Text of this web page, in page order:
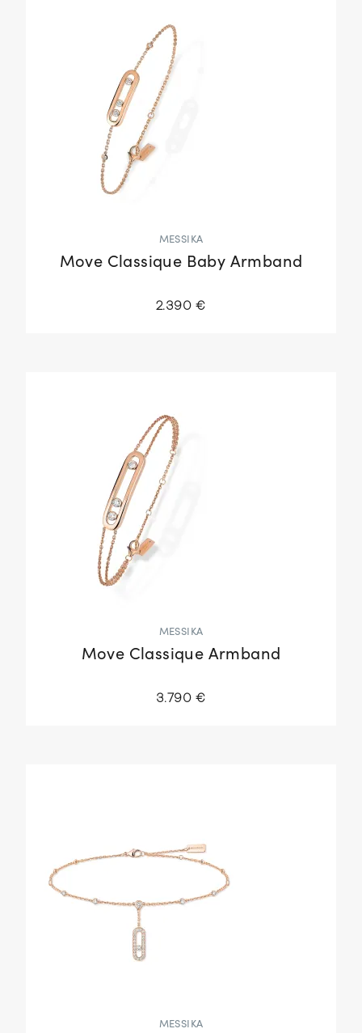
MESSIKA
Move Classique Baby Armband
2.390 €
MESSIKA
Move Classique Armband
3.790 €
MESSIKA